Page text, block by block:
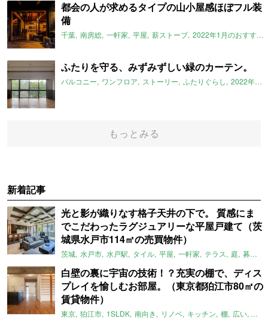
都会の人が求めるタイプの山小屋感ほぼフル装
備
千葉 南房総 一軒家 平屋 薪ストーブ 2022年1月のおすすめ
ふたりを守る、みずみずしい緑のカーテン。
バルコニー ワンフロア ストーリー ふたりぐらし 2022年1月のおすすめ
もっとみる
新着記事
光と影が織りなす格子天井の下で。 質感にま
でこだわったラグジュアリーな平屋戸建て（茨
城県水戸市114㎡の売買物件）
茨城 水戸市 水戸駅 タイル 平屋 一軒家 テラス 庭 募集中
白壁の裏に宇宙の技術！？充実の棚で、ディス
プレイを愉しむお部屋。（東京都狛江市80㎡の
賃貸物件）
東京 狛江市 1SLDK 南向き リノベ キッチン 棚 広い ガイ